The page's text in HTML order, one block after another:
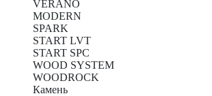
VERANO
MODERN
SPARK
START LVT
START SPC
WOOD SYSTEM
WOODROCK
Камень